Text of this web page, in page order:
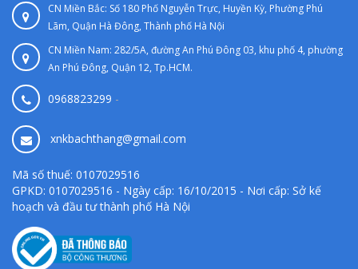
CN Miền Bắc: Số 180 Phố Nguyễn Trực, Huyền Kỳ, Phường Phú
Lãm, Quận Hà Đông, Thành phố Hà Nội
CN Miền Nam: 282/5A, đường An Phú Đông 03, khu phố 4, phường
An Phú Đông, Quận 12, Tp.HCM.
0968823299 -
xnkbachthang@gmail.com
Mã số thuế: 0107029516
GPKD: 0107029516 - Ngày cấp: 16/10/2015 - Nơi cấp: Sở kế
hoạch và đầu tư thành phố Hà Nội